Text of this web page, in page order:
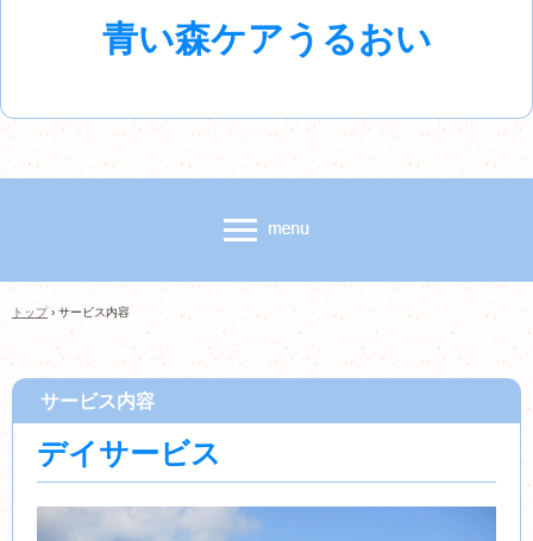
青い森ケアうるおい
トップ › サービス内容
サービス内容
デイサービス